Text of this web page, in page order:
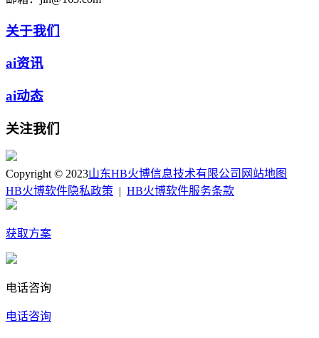
关于我们
ai资讯
ai动态
关注我们
Copyright © 2023山东HB火博信息技术有限公司 网站地图
HB火博软件隐私政策
HB火博软件服务条款
获取方案
电话咨询
电话咨询